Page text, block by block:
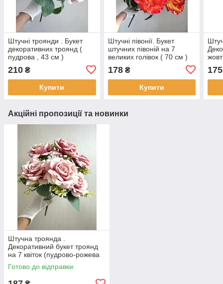
Штучні троянди . Букет
декоративних троянд (
пудрова , 43 см )
210 ₴
Купити
Штучні півонії. Букет
штучних півоній на 7
великих голівок ( 70 см )
178₴
Купити
175
Акційні пропозиції та новинки
Штучна троянда .
Декоративний букет троянд
на 7 квіток (пудрово-рожева
43 см )
Готово до відправки